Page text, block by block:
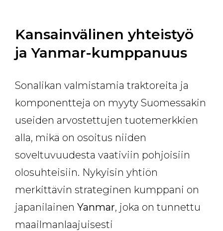
Kansainvälinen yhteistyö
ja Yanmar-kumppanuus
Sonalikan valmistamia traktoreita ja
komponentteja on myyty Suomessakin
useiden arvostettujen tuotemerkkien
alla, mikä on osoitus niiden
soveltuvuudesta vaativiin pohjoisiin
olosuhteisiin. Nykyisin yhtiön
merkittävin strateginen kumppani on
japanilainen Yanmar, joka on tunnettu
maailmanlaajuisesti